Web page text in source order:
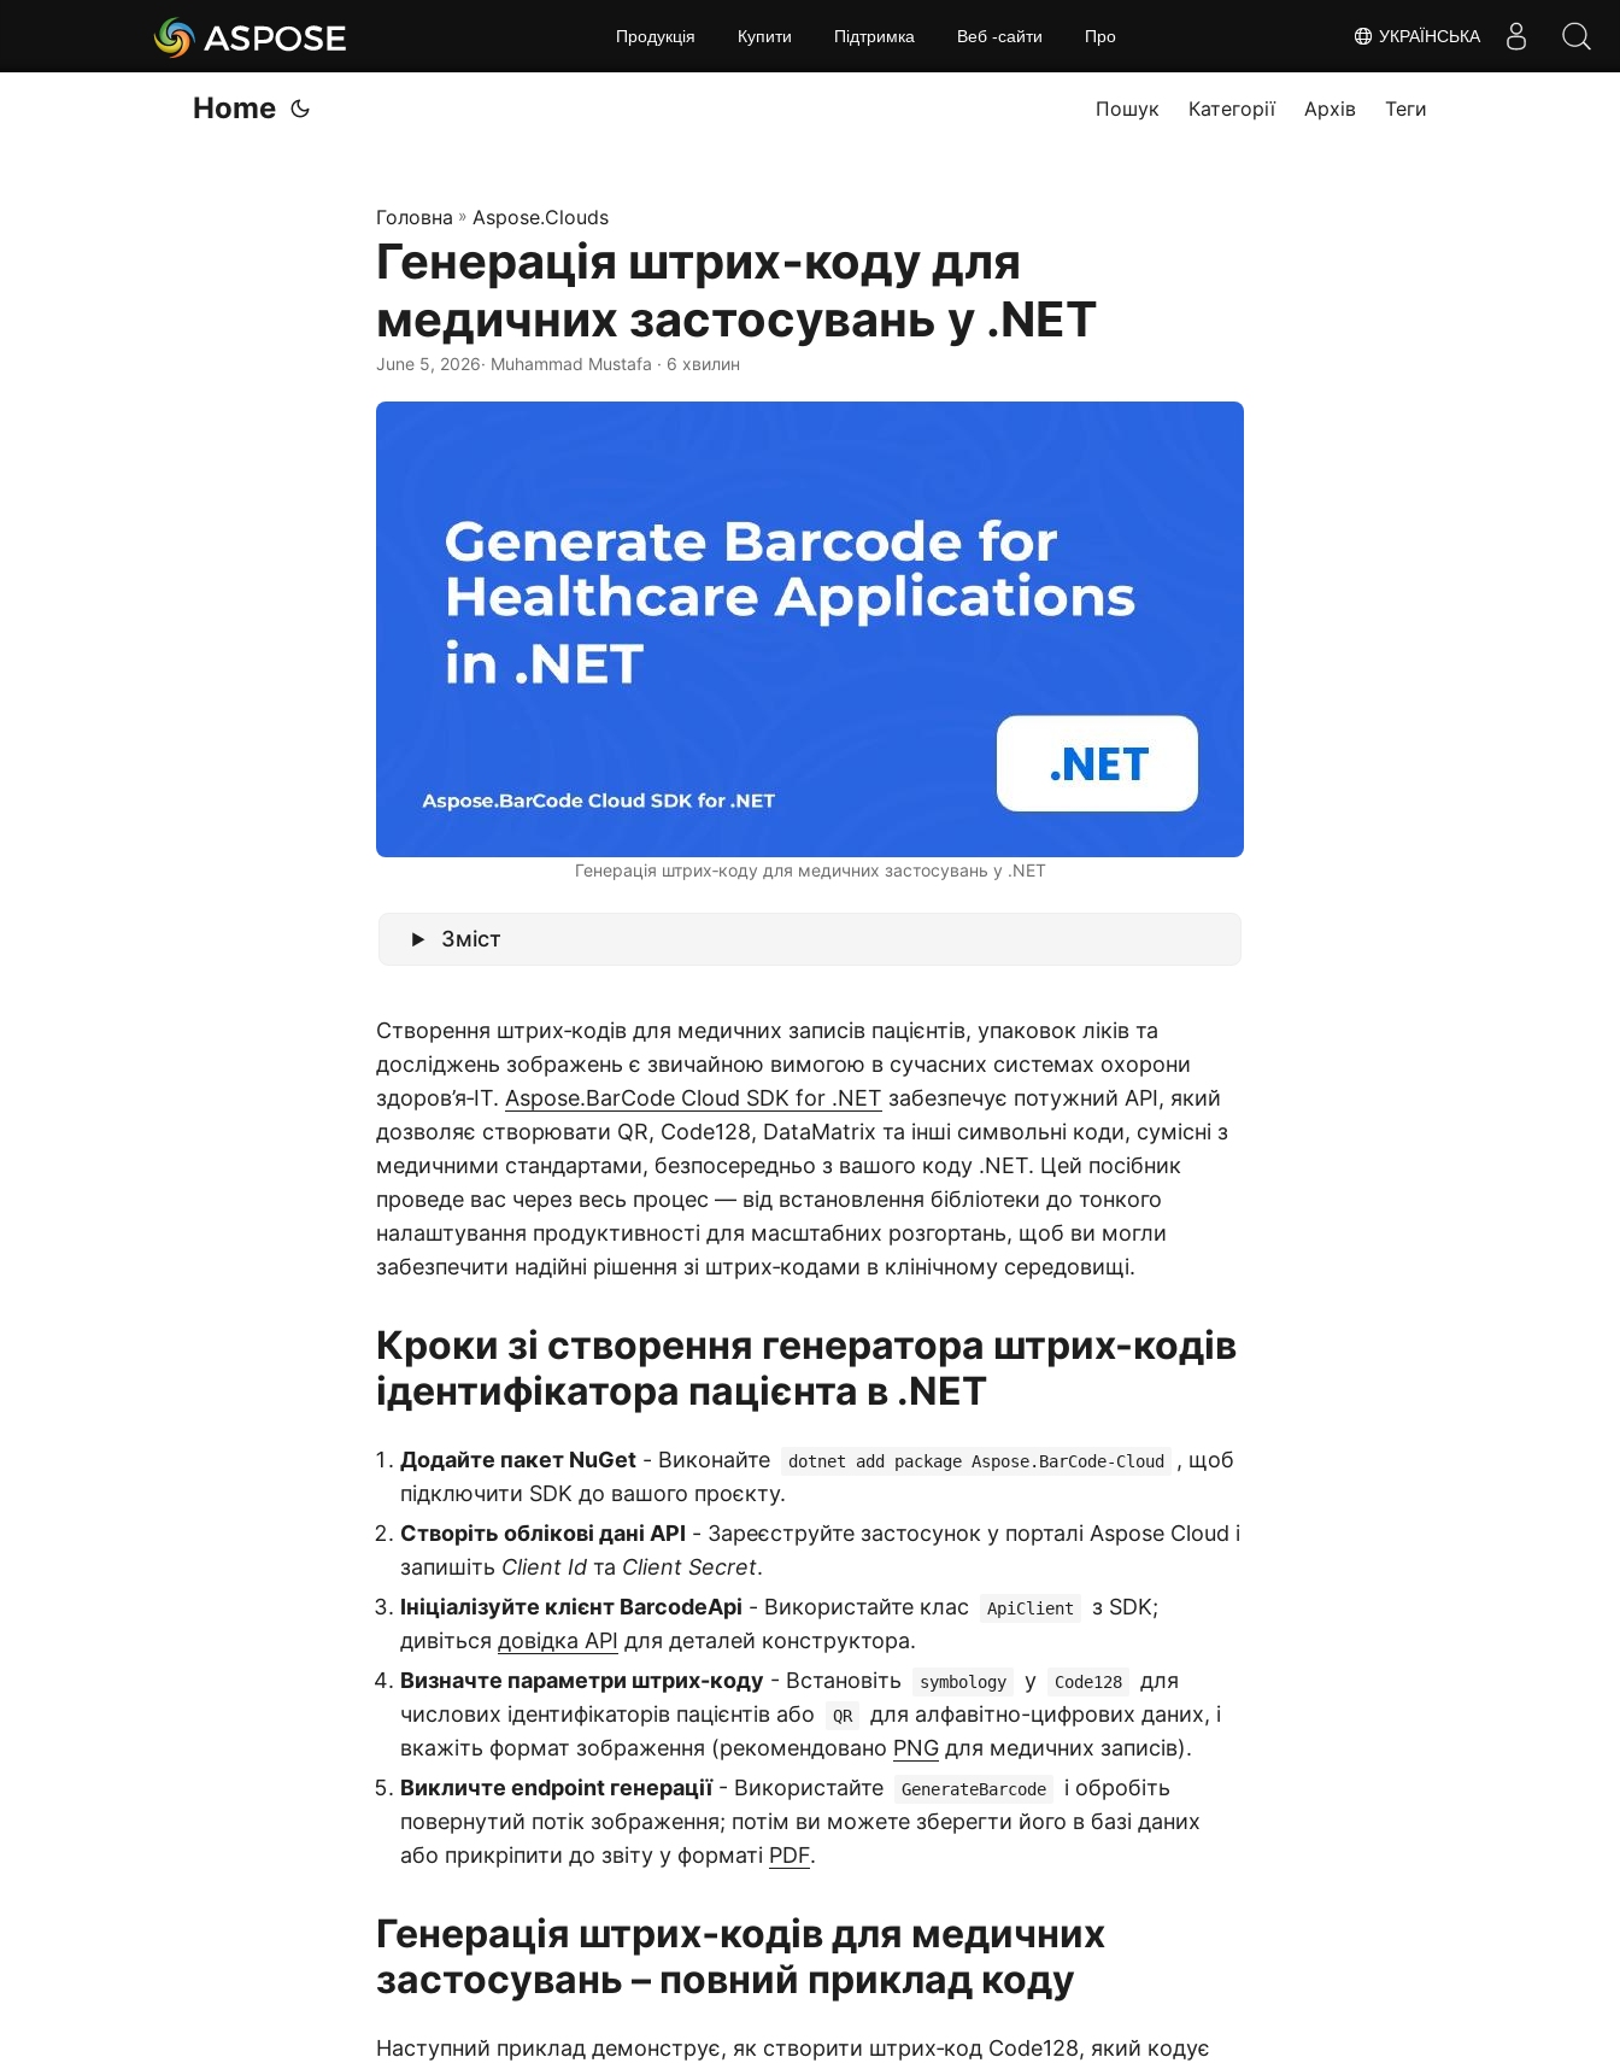
УКРАЇНСЬКА
Продукція Купити Підтримка Веб -сайти Про
Home Пошук Категорії Архів Теги
Головна » Aspose.Clouds
Генерація штрих‑коду для
медичних застосувань у .NET
June 5, 2026· Muhammad Mustafa · 6 хвилин
Генерація штрих‑коду для медичних застосувань у .NET
Зміст
Створення штрих‑кодів для медичних записів пацієнтів, упаковок ліків та
досліджень зображень є звичайною вимогою в сучасних системах охорони
здоров’я‑IT. Aspose.BarCode Cloud SDK for .NET забезпечує потужний API, який
дозволяє створювати QR, Code128, DataMatrix та інші символьні коди, сумісні з
медичними стандартами, безпосередньо з вашого коду .NET. Цей посібник
проведе вас через весь процес — від встановлення бібліотеки до тонкого
налаштування продуктивності для масштабних розгортань, щоб ви могли
забезпечити надійні рішення зі штрих‑кодами в клінічному середовищі.
Кроки зі створення генератора штрих-кодів
ідентифікатора пацієнта в .NET
Додайте пакет NuGet - Виконайте dotnet add package Aspose.BarCode-Cloud
, щоб
підключити SDK до вашого проєкту.
Створіть облікові дані API - Зареєструйте застосунок у порталі Aspose Cloud і
запишіть Client Id та Client Secret.
Ініціалізуйте клієнт BarcodeApi - Використайте клас ApiClient
з SDK;
дивіться довідка API для деталей конструктора.
Визначте параметри штрих-коду - Встановіть symbology у Code128
для
числових ідентифікаторів пацієнтів або
QR
для алфавітно-цифрових даних, і
вкажіть формат зображення (рекомендовано PNG для медичних записів).
Викличте endpoint генерації- Використайте GenerateBarcode
і обробіть
повернутий потік зображення; потім ви можете зберегти його в базі даних
або прикріпити до звіту у форматі PDF.
Генерація штрих‑кодів для медичних
застосувань – повний приклад коду
Наступний приклад демонструє, як створити штрих‑код Code128, який кодує